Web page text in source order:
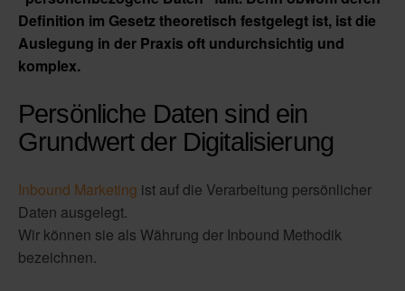
Definition im Gesetz theoretisch festgelegt ist, ist die
Auslegung in der Praxis oft undurchsichtig und
komplex.
Persönliche Daten sind ein
Grundwert der Digitalisierung
Inbound Marketing ist auf die Verarbeitung persönlicher
Daten ausgelegt.
Wir können sie als Währung der Inbound Methodik
bezeichnen.